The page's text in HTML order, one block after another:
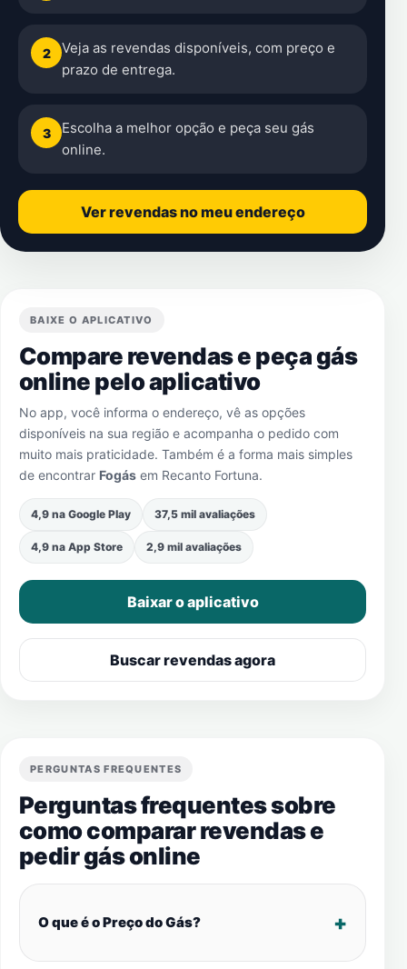
2
Veja as revendas disponíveis, com preço e
prazo de entrega.
3
Escolha a melhor opção e peça seu gás
online.
Ver revendas no meu endereço
BAIXE O APLICATIVO
Compare revendas e peça gás
online pelo aplicativo
No app, você informa o endereço, vê as opções
disponíveis na sua região e acompanha o pedido com
muito mais praticidade. Também é a forma mais simples
de encontrar Fogás em Recanto Fortuna.
4,9 na Google Play 37,5 mil avaliações
4,9 na App Store 2,9 mil avaliações
Baixar o aplicativo
Buscar revendas agora
PERGUNTAS FREQUENTES
Perguntas frequentes sobre
como comparar revendas e
pedir gás online
O que é o Preço do Gás?